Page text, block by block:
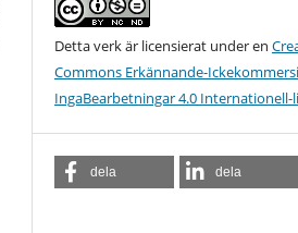
Detta verk är licensierat under en
Commons Erkännande-
IngaBearbetningar 4.0 Internationell-
dela dela